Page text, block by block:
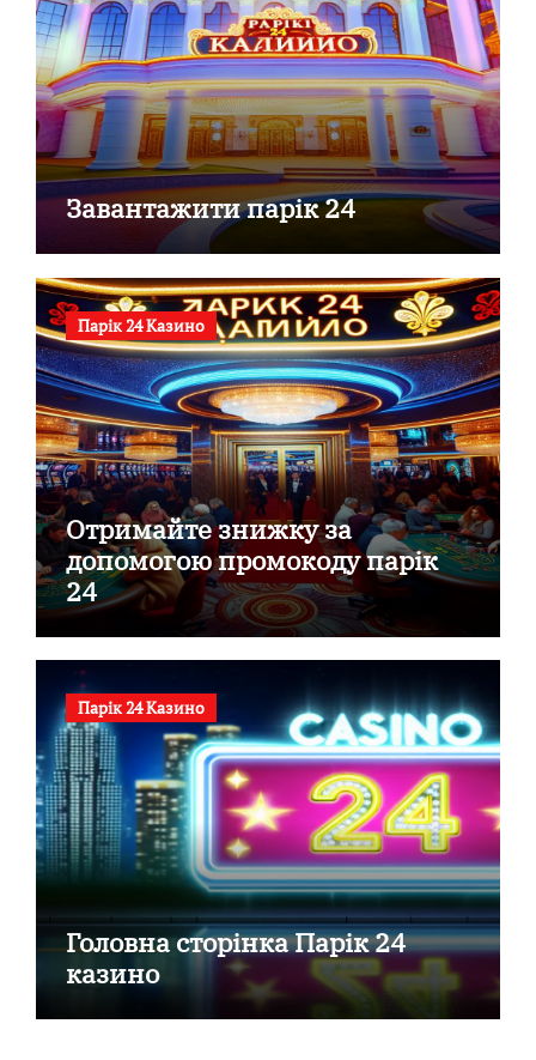
Завантажити парік 24
Парік 24 Казино
Отримайте знижку за
допомогою промокоду парік
24
Парік 24 Казино
Головна сторінка Парік 24
казино